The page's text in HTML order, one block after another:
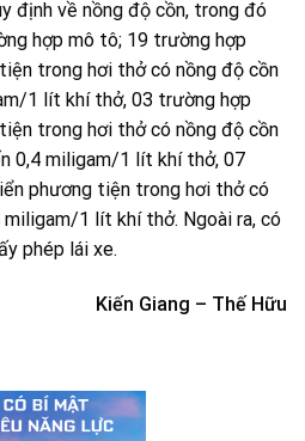
định về nồng độ cồn, trong đó
hợp mô tô; 19 trường hợp
trong hơi thở có nồng độ cồn
1 lít khí thở, 03 trường hợp
trong hơi thở có nồng độ cồn
0,4 miligam/1 lít khí thở, 07
phương tiện trong hơi thở có
1 lít khí thở. Ngoài ra, có
phép lái xe.
Kiến Giang – Thế Hữu